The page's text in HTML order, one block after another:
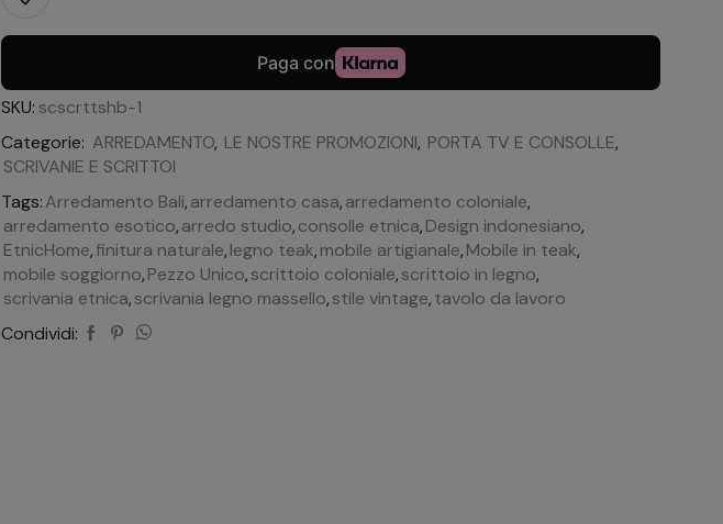
SKU: scscrttshb-1
Categorie: ARREDAMENTO, LE NOSTRE PROMOZIONI, PORTA TV E CONSOLLE,
SCRIVANIE E SCRITTOI
Tags:Arredamento Bali,arredamento casa,arredamento coloniale,
arredamento esotico,arredo studio,consolle etnica,Design indonesiano,
EtnicHome,finitura naturale,legno teak,mobile artigianale,Mobile in teak,
mobile soggiorno,Pezzo Unico,scrittoio coloniale,scrittoio in legno,
scrivania etnica,scrivania legno massello,stile vintage,tavolo da lavoro
Condividi: